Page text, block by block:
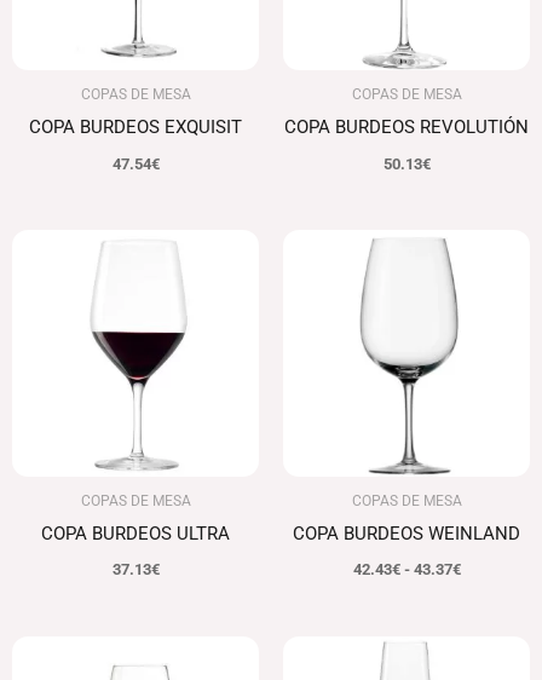
COPAS DE MESA
COPA BURDEOS EXQUISIT
47.54€
COPAS DE MESA
COPA BURDEOS REVOLUTIÓN
50.13€
COPAS DE MESA
COPA BURDEOS ULTRA
37.13€
COPAS DE MESA
COPA BURDEOS WEINLAND
42.43€ - 43.37€